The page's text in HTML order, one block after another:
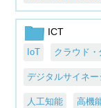
ICT
IoT クラウド
デジタルサイネー
人工知能 高機